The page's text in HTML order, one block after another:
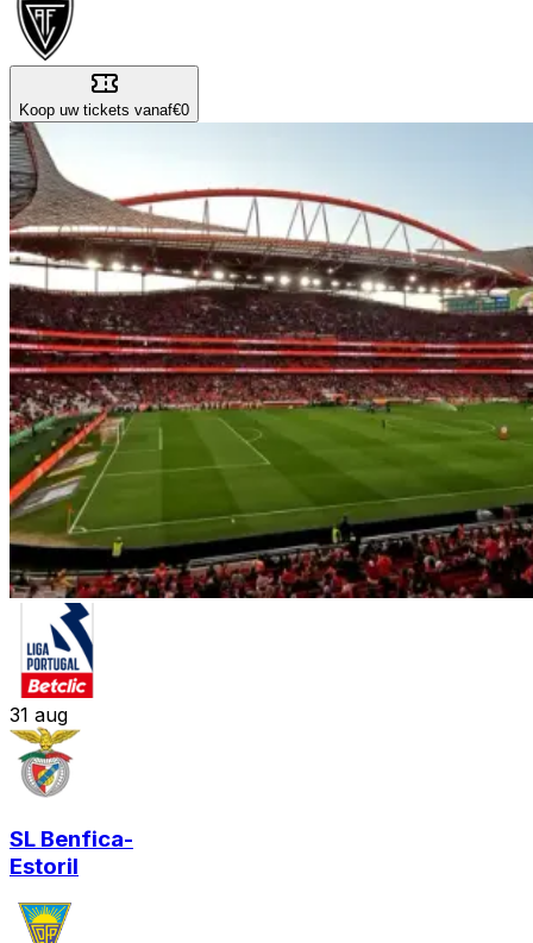
Koop uw tickets vanaf€0
31 aug
SL Benfica-
Estoril